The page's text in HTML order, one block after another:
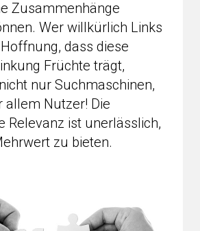
Zusammenhänge
Wer willkürlich Links
dass diese
Früchte trägt,
nur Suchmaschinen,
allem Nutzer! Die
Relevanz ist unerlässlich,
zu bieten.